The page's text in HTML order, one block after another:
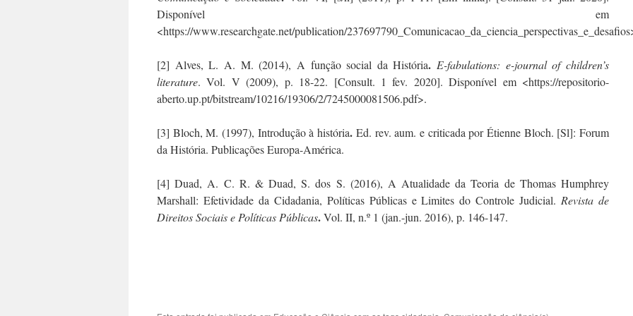
Disponível em
<https://www.researchgate.net/publication/
[2] Alves, L. A. M. (2014), A função social da História. E-fabulations: e-journal of children’s
literature. Vol. V (2009), p. 18-22. [Consult. 1 fev. 2020]. Disponível em <https://repositorio-
aberto.up.pt/bitstream/10216/19306/2/7245000081506.pdf>.
[3] Bloch, M. (1997), Introdução à história. Ed. rev. aum. e criticada por Étienne Bloch. [Sl]: Forum
da História. Publicações Europa-América.
[4] Duad, A. C. R. & Duad, S. dos S. (2016), A Atualidade da Teoria de Thomas Humphrey
Marshall: Efetividade da Cidadania, Políticas Públicas e Limites do Controle Judicial. Revista de
Direitos Sociais e Políticas Públicas.Vol. II, n.º 1 (jan.-jun. 2016), p. 146-147.